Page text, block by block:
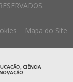
Mapa do Site